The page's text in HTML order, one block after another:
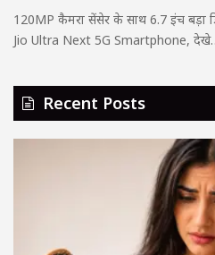
120MP कैमरा सेंसेर के साथ 6.7 इंच बड़ा
Jio Ultra Next 5G Smartphone,
Recent Posts